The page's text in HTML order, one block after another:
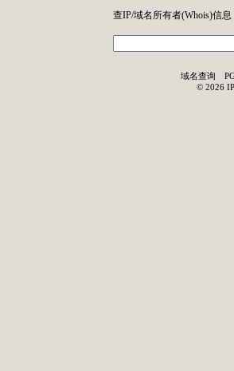
查IP/域名所有者(Whois)信息
域名查询
© 2026